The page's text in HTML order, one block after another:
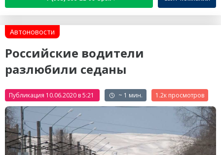
Автоновости
Российские водители
разлюбили седаны
Публикация 10.06.2020 в 5:21 ~ 1 мин. 1.2к